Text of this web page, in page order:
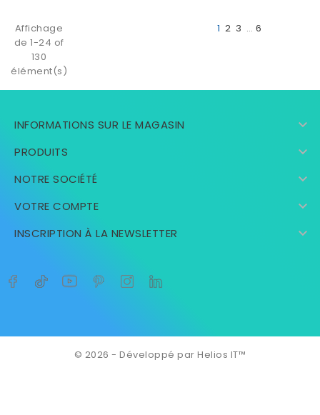
Affichage
de 1-24 of
130
élément(s)
1 2 3 … 6
INFORMATIONS SUR LE MAGASIN 
PRODUITS 
NOTRE SOCIÉTÉ 
VOTRE COMPTE 
INSCRIPTION À LA NEWSLETTER 
© 2026 - Développé par Helios IT™